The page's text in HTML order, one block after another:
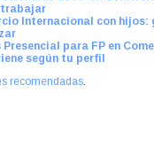
trabajar
Internacional con
Presencial para FP en
según tu perfil
recomendadas.